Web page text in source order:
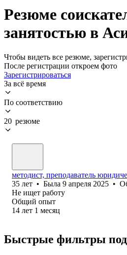
Резюме
занятостью в
Чтобы видеть все резюме,
После регистрации откроем фото
Зарегистрироваться
За всё время
По соответствию
20 резюме
методист, преподаватель
35 лет • Была 9 апреля 2025 •
Не ищет работу
Общий опыт
14 лет 1 месяц
Быстрые фильтры